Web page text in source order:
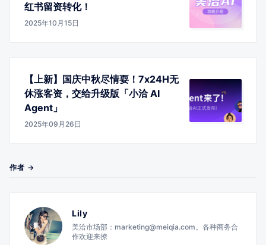
红书留资转化！
2025年10月15日
【上新】国庆中秋尽情耍！7x24H无
休涨客资，交给升级版「小洽 AI
Agent」
2025年09月26日
作者 →
Lily
美洽市场部：marketing@meiqia.com。各种商务合
作欢迎来撩